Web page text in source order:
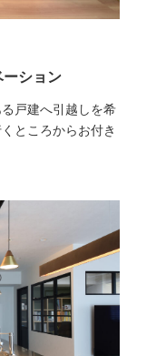
ション
戸建へ引越しを希
ところからお付き